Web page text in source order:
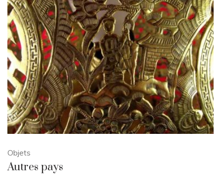
Objets
Autres pays